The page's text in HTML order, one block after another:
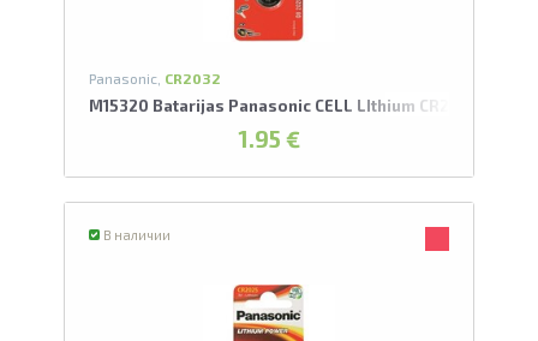
Panasonic, CR2032
M15320 Batarijas Panasonic CELL LIthium CR2032/1BP
1.95 €
В наличии